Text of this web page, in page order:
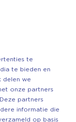
te
te bieden en
delen we
onze partners
partners
informatie die
op basis